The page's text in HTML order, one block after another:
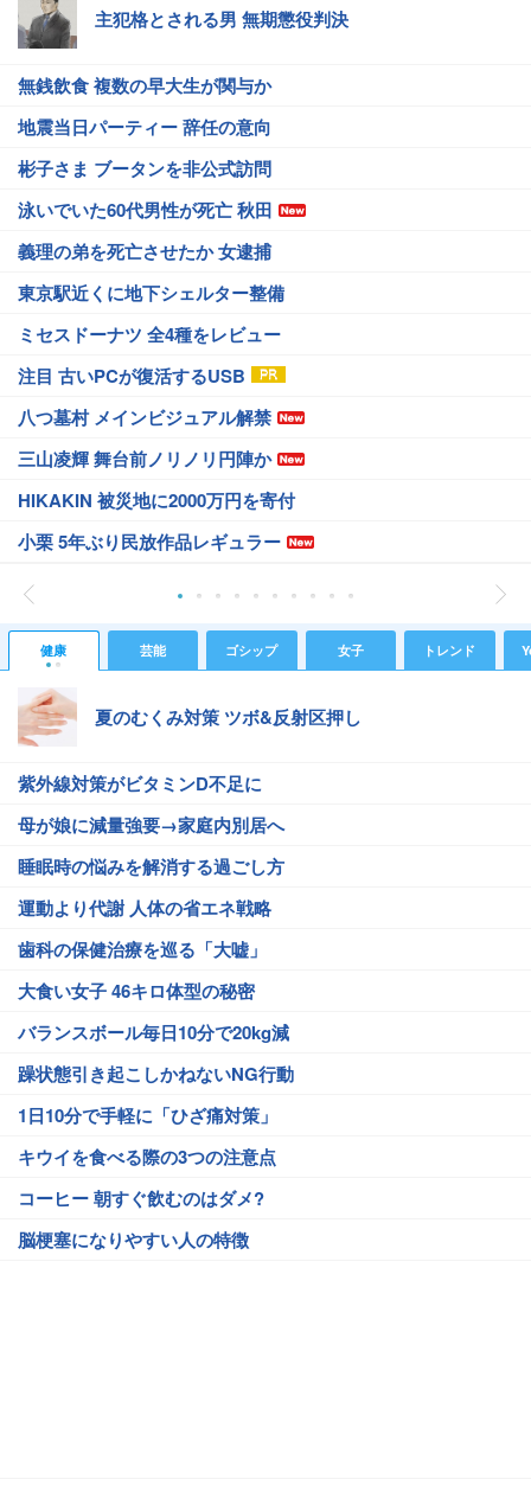
主犯格とされる男 無期懲役判決
無銭飲食 複数の早大生が関与か
地震当日パーティー 辞任の意向
彬子さま ブータンを非公式訪問
泳いでいた60代男性が死亡 秋田
義理の弟を死亡させたか 女逮捕
東京駅近くに地下シェルター整備
ミセスドーナツ 全4種をレビュー
注目 古いPCが復活するUSB
八つ墓村 メインビジュアル解禁
三山凌輝 舞台前ノリノリ円陣か
HIKAKIN 被災地に2000万円を寄付
小栗 5年ぶり民放作品レギュラー
健康 芸能 ゴシップ 女子 トレンド
夏のむくみ対策 ツボ&反射区押し
紫外線対策がビタミンD不足に
母が娘に減量強要→家庭内別居へ
睡眠時の悩みを解消する過ごし方
運動より代謝 人体の省エネ戦略
歯科の保健治療を巡る「大嘘」
大食い女子 46キロ体型の秘密
バランスボール毎日10分で20kg減
躁状態引き起こしかねないNG行動
1日10分で手軽に「ひざ痛対策」
キウイを食べる際の3つの注意点
コーヒー 朝すぐ飲むのはダメ?
脳梗塞になりやすい人の特徴